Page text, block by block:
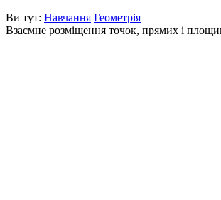
Ви тут: Навчання Геометрія
Взаємне розміщення точок, прямих і